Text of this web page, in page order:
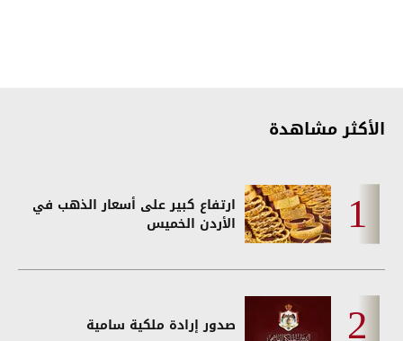
الأكثر مشاهدة
ارتفاع كبير على أسعار الذهب في
الأردن الخميس
صدور إرادة ملكية سامية